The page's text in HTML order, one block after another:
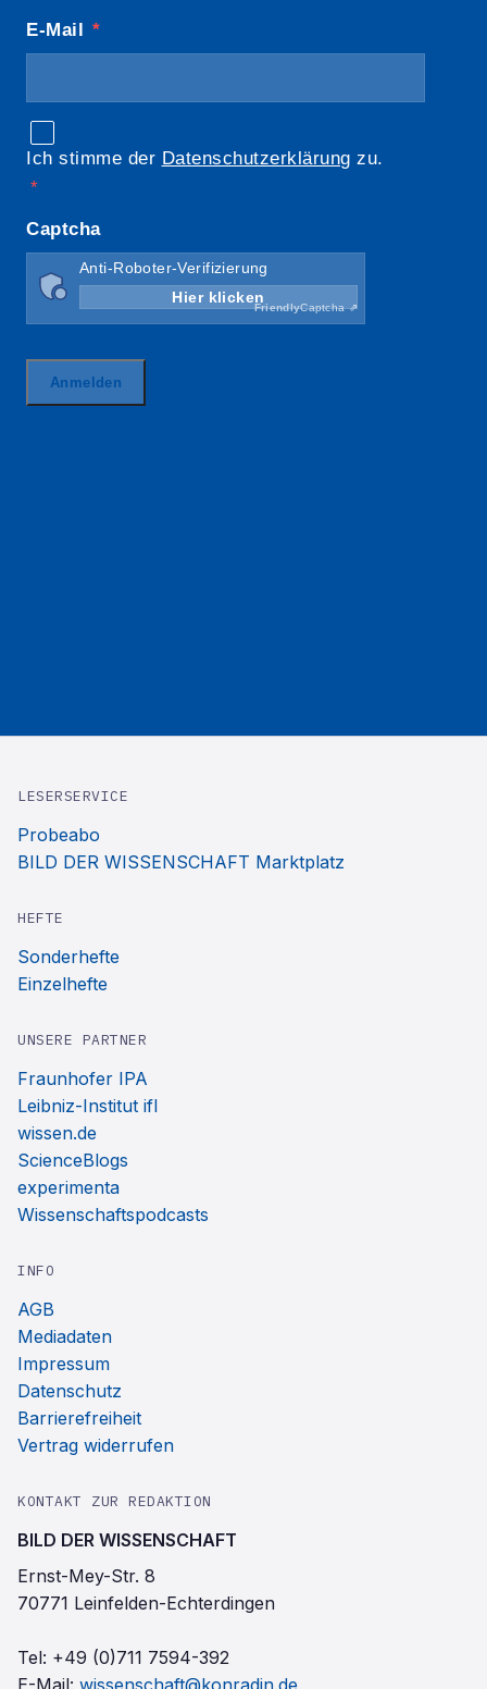
LESERSERVICE
Probeabo
BILD DER WISSENSCHAFT Marktplatz
HEFTE
Sonderhefte
Einzelhefte
UNSERE PARTNER
Fraunhofer IPA
Leibniz-Institut ifl
wissen.de
ScienceBlogs
experimenta
Wissenschaftspodcasts
INFO
AGB
Mediadaten
Impressum
Datenschutz
Barrierefreiheit
Vertrag widerrufen
KONTAKT ZUR REDAKTION
BILD DER WISSENSCHAFT
Ernst-Mey-Str. 8
70771 Leinfelden-Echterdingen
Tel: +49 (0)711 7594-392
E-Mail: wissenschaft@konradin.de